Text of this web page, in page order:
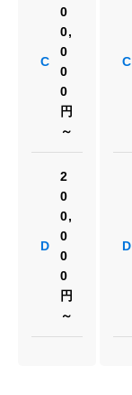
C
0
0,
0
0
0
円
～
D
2
0
0,
0
0
0
円
～
C
D